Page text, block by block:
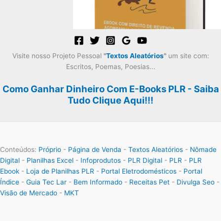
Visite nosso Projeto Pessoal "Textos Aleatórios"um site com:
Escritos, Poemas, Poesias...
Como Ganhar Dinheiro Com E-Books PLR - Saiba
Tudo Clique Aqui!!!
Conteúdos: Próprio - Página de Venda - Textos Aleatórios - Nômade
Digital - Planilhas Excel - Infoprodutos - PLR Digital - PLR - PLR
Ebook - Loja de Planilhas PLR - Portal Eletrodomésticos - Portal
Índice - Guia Tec Lar - Bem Informado - Receitas Pet - Divulga Seo -
Visão de Mercado - MKT